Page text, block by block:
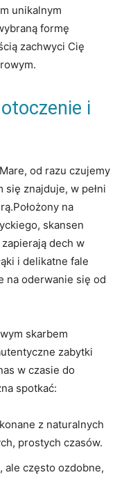
unikalnym
formę
zachwyci Cię
⁤i
od razu‌ czujemy
się znajduje, w pełni
na‌
skansen
dech w
‍i delikatne ‍fale‍
‍na oderwanie się od
skarbem​
zabytki⁣
w czasie do
spotkać:
​z naturalnych‍
prostych czasów.
ale⁤ często ozdobne,